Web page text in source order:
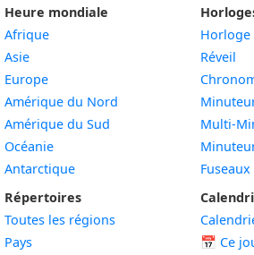
Heure mondiale
Afrique
Asie
Europe
Amérique du Nord
Amérique du Sud
Océanie
Antarctique
Répertoires
Toutes les régions
Pays
Horloge
Réveil
Multi-
📅 Ce